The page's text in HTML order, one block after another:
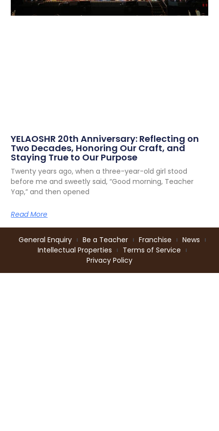
YELAOSHR 20th Anniversary: Reflecting on
Two Decades, Honoring Our Craft, and
Staying True to Our Purpose
Twenty years ago, when a three-year-old girl stood
before me and sweetly said, “Good morning, Teacher
Yap,” and then opened
Read More
General Enquiry Be a Teacher Franchise
News
Intellectual Properties
Terms of Service
Privacy Policy